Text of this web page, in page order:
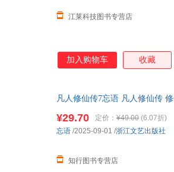
江莱科技图书专营店
加入购物车 收藏
凡人修仙传7忘语 凡人修仙传
¥29.70 定价： ¥49.00 (6.07折)
知行图书专营店
忘语 /2025-09-01 /浙江文艺出版社